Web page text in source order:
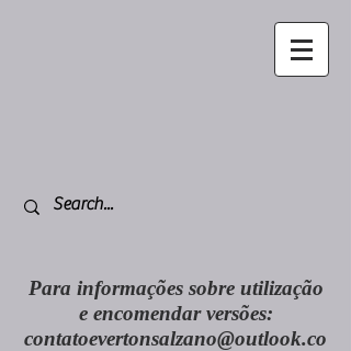
Para informações sobre utilização
e encomendar versões:
contatoevertonsalzano@outlook.co